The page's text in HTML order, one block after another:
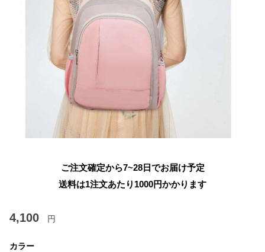
ご注文確定から7~28日でお届け予定
送料は1注文あたり 1000円かかります
4,100 円
カラー